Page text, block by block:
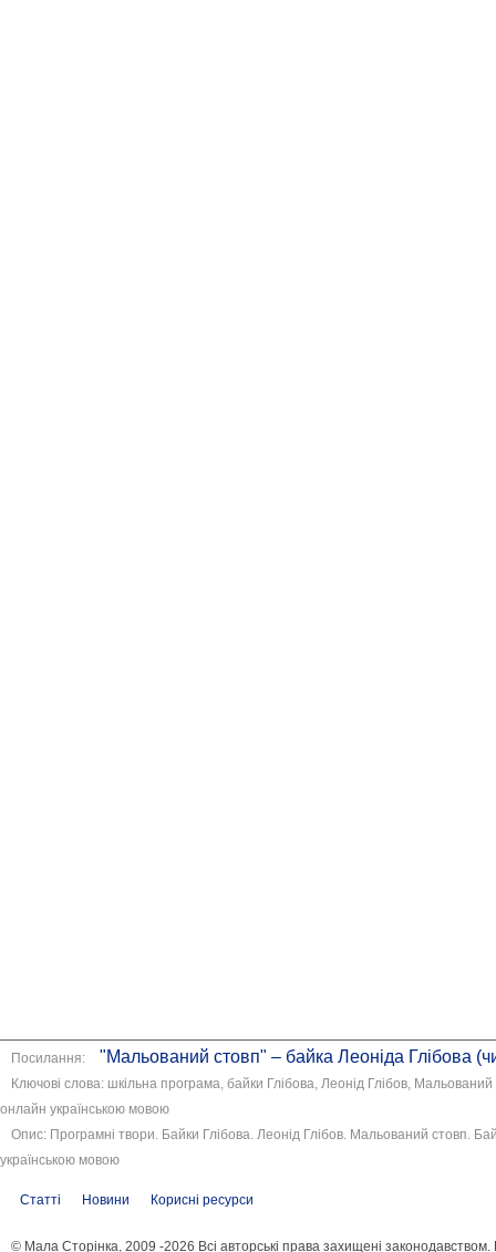
Посилання: "Мальований стовп" – байка Леоніда Глібова
Ключові слова: шкільна програма, байки Глібова, Леонід Глібов,
онлайн українською мовою
Опис: Програмні твори. Байки Глібова. Леонід Глібов. Мальований стовп.
українською мовою
Статті Новини Корисні ресурси
© Мала Сторінка, 2009 -2026 Всі авторські права захищені